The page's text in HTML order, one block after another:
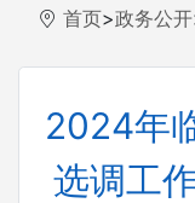
首页>政务公开
2024年
选调工